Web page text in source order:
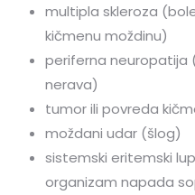
multipla skleroza
kičmenu moždinu)
periferna neuropatija
nerava)
tumor ili povreda
moždani udar (šlog)
sistemski eritemski
organizam napada